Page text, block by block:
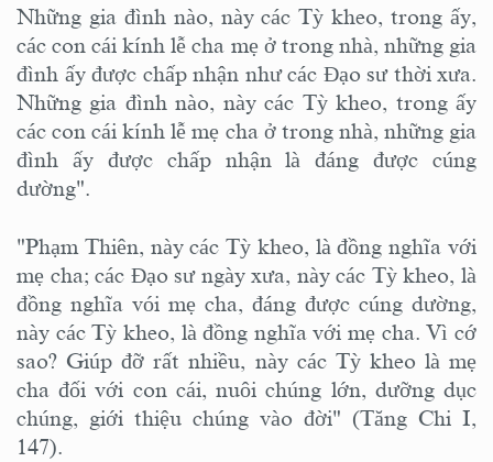
Những gia đình nào, này các Tỳ kheo, trong ấy,
các con cái kính lễ cha mẹ ở trong nhà, những gia
đình ấy được chấp nhận như các Đạo sư thời xưa.
Những gia đình nào, này các Tỳ kheo, trong ấy
các con cái kính lễ mẹ cha ở trong nhà, những gia
đình ấy được chấp nhận là đáng được cúng
dường".
"Phạm Thiên, này các Tỳ kheo, là đồng nghĩa với
mẹ cha; các Đạo sư ngày xưa, này các Tỳ kheo, là
đồng nghĩa vói mẹ cha, đáng được cúng dường,
này các Tỳ kheo, là đồng nghĩa với mẹ cha. Vì cớ
sao? Giúp đỡ rất nhiều, này các Tỳ kheo là mẹ
cha đối với con cái, nuôi chúng lớn, dưỡng dục
chúng, giới thiệu chúng vào đời" (Tăng Chi I,
147).